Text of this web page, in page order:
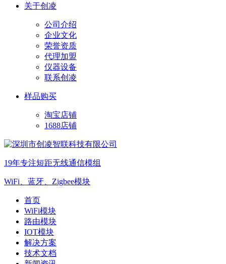
关于创凌
公司介绍
企业文化
荣誉资质
代理加盟
仪器设备
联系创凌
样品购买
淘宝店铺
1688店铺
19年专注短距无线通信模组
WiFi、蓝牙、Zigbee模块
首页
WiFi模块
路由模块
IOT模块
解决方案
技术文档